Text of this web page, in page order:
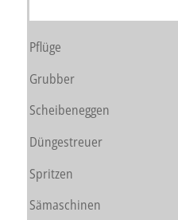
Pflüge
Grubber
Scheibeneggen
Düngestreuer
Spritzen
Sämaschinen